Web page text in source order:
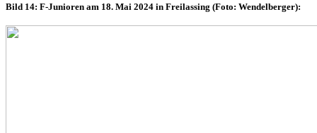
Bild 14: F-Junioren am 18. Mai 2024 in Freilassing (Foto: Wendelberger):